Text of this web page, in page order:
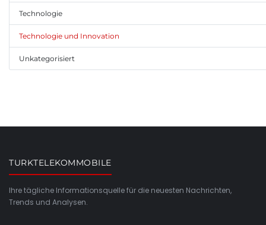
Technologie
Technologie und Innovation
Unkategorisiert
TURKTELEKOMMOBILE
Ihre tägliche Informationsquelle für die neuesten Nachrichten,
Trends und Analysen.